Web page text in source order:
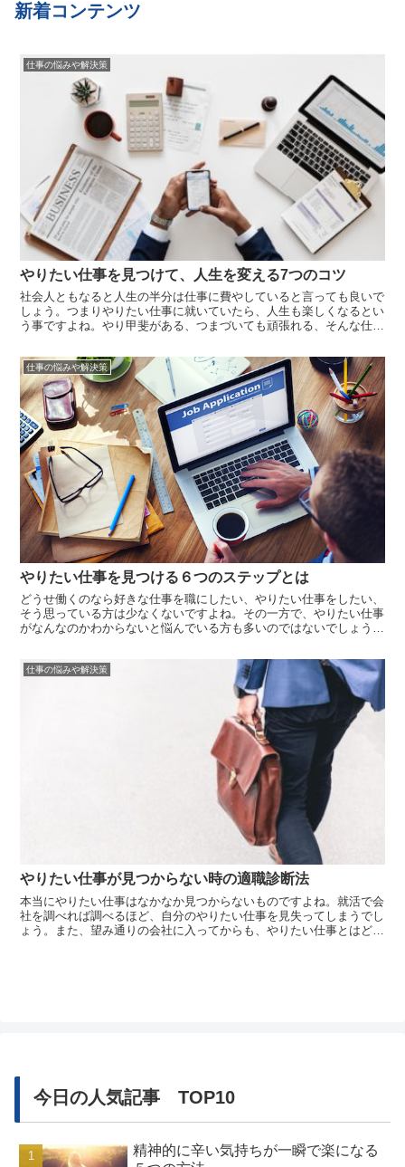
新着コンテンツ
仕事の悩みや解決策
やりたい仕事を見つけて、人生を変える7つのコツ
社会人ともなると人生の半分は仕事に費やしていると言っても良いで
しょう。つまりやりたい仕事に就いていたら、人生も楽しくなるとい
う事ですよね。やり甲斐がある、つまづいても頑張れる、そんな仕事
たり、かといって何がしたいかも分からないという方は多いのではな
いでしょう...
仕事の悩みや解決策
やりたい仕事を見つける６つのステップとは
どうせ働くのなら好きな仕事を職にしたい、やりたい仕事をしたい、
そう思っている方は少なくないですよね。その一方で、やりたい仕事
がなんなのかわからないと悩んでいる方も多いのではないでしょう
ってしまってなかなか見つかりません。やりたい仕事を見つけるため
には、「自分...
仕事の悩みや解決策
やりたい仕事が見つからない時の適職診断法
本当にやりたい仕事はなかなか見つからないものですよね。就活で会
社を調べれば調べるほど、自分のやりたい仕事を見失ってしまうでし
ょう。また、望み通りの会社に入ってからも、やりたい仕事とはどこ
今日の人気記事 TOP10
精神的に辛い気持ちが一瞬で楽になる